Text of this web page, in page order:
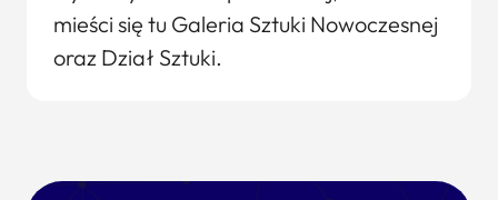
mieści się tu Galeria Sztuki Nowoczesnej
oraz Dział Sztuki.